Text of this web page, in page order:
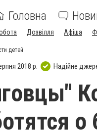
Головна
Дозвілля Афіша
детей
2018 р. Надійне
о